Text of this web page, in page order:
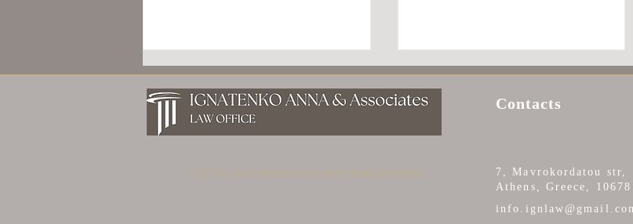
ΑΡΙΘΜΟΣ ΦΟΡΟΛΟΓΙΚΟΥ
ΜΗΤΡΩΟΥ - АФМ
Get the best solutions to your legal problems
Contacts
7, Mavrokordatou str,
Athens, Greece, 10678